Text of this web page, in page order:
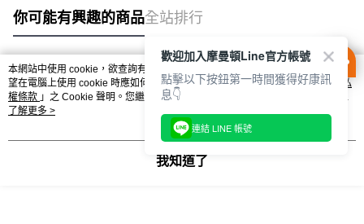
你可能有興趣的商品全站排行
熱門標籤
本網站中使用 cookie，欲查詢有關本網站使用 cookie 方式之詳情，及若您不希
望在電腦上使用 cookie 時應如何變更電腦的 cookie 設定，請參閱本網站「
隱私
權條款 」之 Cookie 聲明。您繼續使用本網站即表示您同意本公司得按本網站使
用條款之 Cookie 聲明使用 cookie。
了解更多 >
我知道了
歡迎加入摩曼頓Line官方帳號
點擊以下按鈕第一時間獲得好康訊
息👇
連結 LINE 帳號